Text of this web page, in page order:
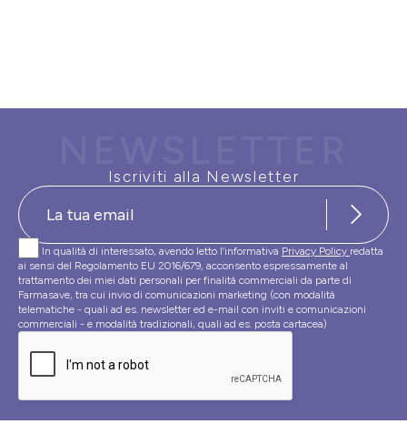
Iscriviti alla Newsletter
In qualità di interessato, avendo letto l’informativa Privacy Policy redatta
ai sensi del Regolamento EU 2016/679, acconsento espressamente al
trattamento dei miei dati personali per finalità commerciali da parte di
Farmasave, tra cui invio di comunicazioni marketing (con modalità
telematiche - quali ad es. newsletter ed e-mail con inviti e comunicazioni
commerciali - e modalità tradizionali, quali ad es. posta cartacea)